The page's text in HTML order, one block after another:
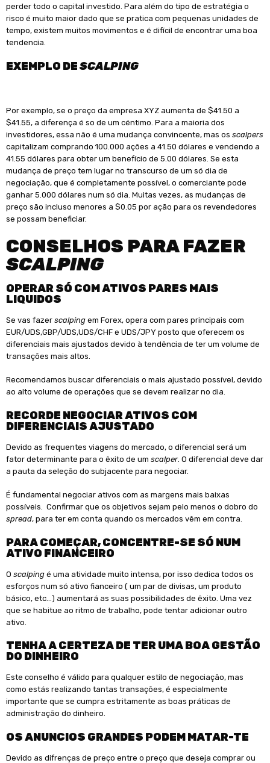
perder todo o capital investido. Para além do tipo de estratégia o
risco é muito maior dado que se pratica com pequenas unidades de
tempo, existem muitos movimentos e é difícil de encontrar uma boa
tendencia.
EXEMPLO DESCALPING
Por exemplo, se o preço da empresa XYZ aumenta de $41.50 a
$41.55, a diferença é so de um céntimo. Para a maioria dos
investidores, essa não é uma mudança convincente, mas os scalpers
capitalizam comprando 100.000 ações a 41.50 dólares e vendendo a
41.55 dólares para obter um benefício de 5.00 dólares. Se esta
mudança de preço tem lugar no transcurso de um só dia de
negociação, que é completamente possível, o comerciante pode
ganhar 5.000 dólares num só dia. Muitas vezes, as mudanças de
preço são incluso menores a $0.05 por ação para os revendedores
se possam beneficiar.
CONSELHOS PARA FAZER
SCALPING
OPERAR SÓ COM ATIVOS PARES MAIS
LIQUIDOS
Se vas fazer scalping em Forex, opera com pares principais com
EUR/UDS,GBP/UDS,UDS/CHF e UDS/JPY posto que oferecem os
diferenciais mais ajustados devido à tendência de ter um volume de
transações mais altos.
Recomendamos buscar diferenciais o mais ajustado possível, devido
ao alto volume de operações que se devem realizar no dia.
RECORDE NEGOCIAR ATIVOS COM
DIFERENCIAIS AJUSTADO
Devido as frequentes viagens do mercado, o diferencial será um
fator determinante para o êxito de um scalper. O diferencial deve dar
a pauta da seleção do subjacente para negociar.
É fundamental negociar ativos com as margens mais baixas
possíveis. Confirmar que os objetivos sejam pelo menos o dobro do
spread, para ter em conta quando os mercados vêm em contra.
PARA COMEÇAR, CONCENTRE-SE SÓ NUM
ATIVO FINANCEIRO
O scalping é uma atividade muito intensa, por isso dedica todos os
esforços num só ativo fianceiro ( um par de divisas, um produto
básico, etc…) aumentará as suas possibilidades de êxito. Uma vez
que se habitue ao ritmo de trabalho, pode tentar adicionar outro
ativo.
TENHA A CERTEZA DE TER UMA BOA GESTÃO
DO DINHEIRO
Este conselho é válido para qualquer estilo de negociação, mas
como estás realizando tantas transações, é especialmente
importante que se cumpra estritamente as boas práticas de
administração do dinheiro.
OS ANUNCIOS GRANDES PODEM MATAR-TE
Devido as difrenças de preço entre o preço que deseja comprar ou